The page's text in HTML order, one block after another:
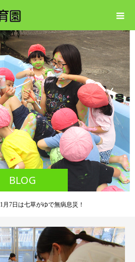
BLOG
1月7日は七草がゆで無病息災！